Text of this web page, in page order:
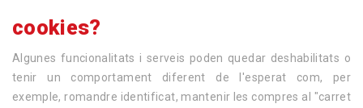
cookies?
Algunes funcionalitats i serveis poden quedar deshabilitats o
tenir un comportament diferent de l'esperat com, per
exemple, romandre identificat, mantenir les compres al "carret